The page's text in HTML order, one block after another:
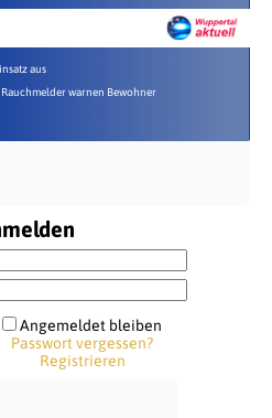
aus
warnen Bewohner
Angemeldet bleiben
Passwort vergessen?
Registrieren